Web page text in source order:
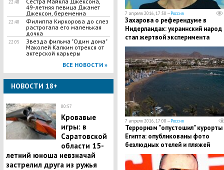
22:48
49-летняя певица Джанет
Джексон, беременна
22:40
Филиппа Киркорова до слез
растрогала его маленькая
дочка
22:05
Звезда фильма "Один дома"
Маколей Калкин отрекся от
актерской карьеры
ВСЕ НОВОСТИ »
НОВОСТИ 18+
00:57
Кровавые
игры: в
Саратовской
области 15-
летний юноша невзначай
застрелил друга из ружья
7 апреля 2016, 17:50 —Россия
Захарова о референдуме в
Нидерландах: украинский народ
стал жертвой эксперимента
7 апреля 2016, 17:08 —Россия
Терроризм "опустошил" курорты
Египта: опубликованы фото
безлюдных отелей и пляжей